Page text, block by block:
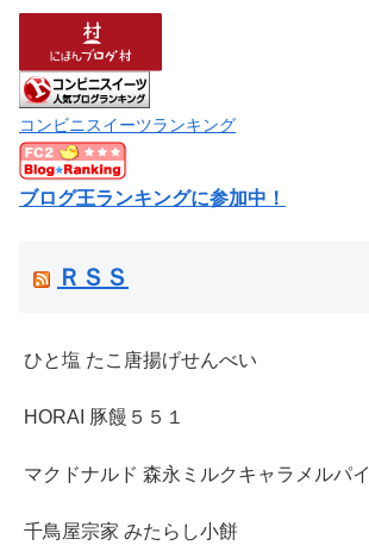
コンビニスイーツランキング
ブログ王ランキングに参加中！
ＲＳＳ
ひと塩 たこ唐揚げせんべい
HORAI 豚饅５５１
マクドナルド 森永ミルクキャラメルパイ
千鳥屋宗家 みたらし小餅